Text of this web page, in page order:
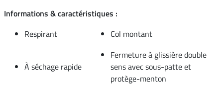
Informations & caractéristiques :
Respirant
Col montant
À séchage rapide
Fermeture à glissière double
sens avec sous-patte et
protège-menton